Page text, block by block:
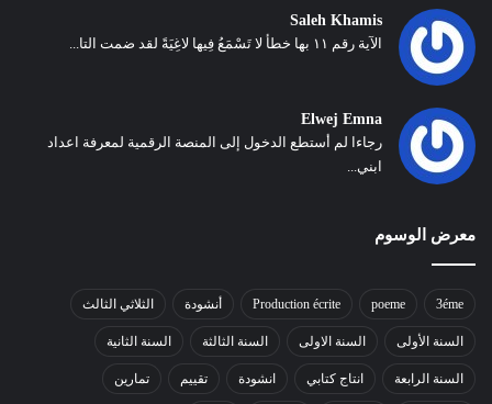
Saleh Khamis
الآية رقم ١١ بها خطأ لا تَسْمَعُ فِيها لاغِيَةً لقد ضمت التا...
Elwej Emna
رجاءا لم أستطع الدخول إلى المنصة الرقمية لمعرفة اعداد
ابني...
معرض الوسوم
3éme
poeme
Production écrite أنشودة الثلاثي الثالث
السنة الأولى السنة الاولى السنة الثالثة السنة الثانية
السنة الرابعة انتاج كتابي انشودة تقييم تمارين